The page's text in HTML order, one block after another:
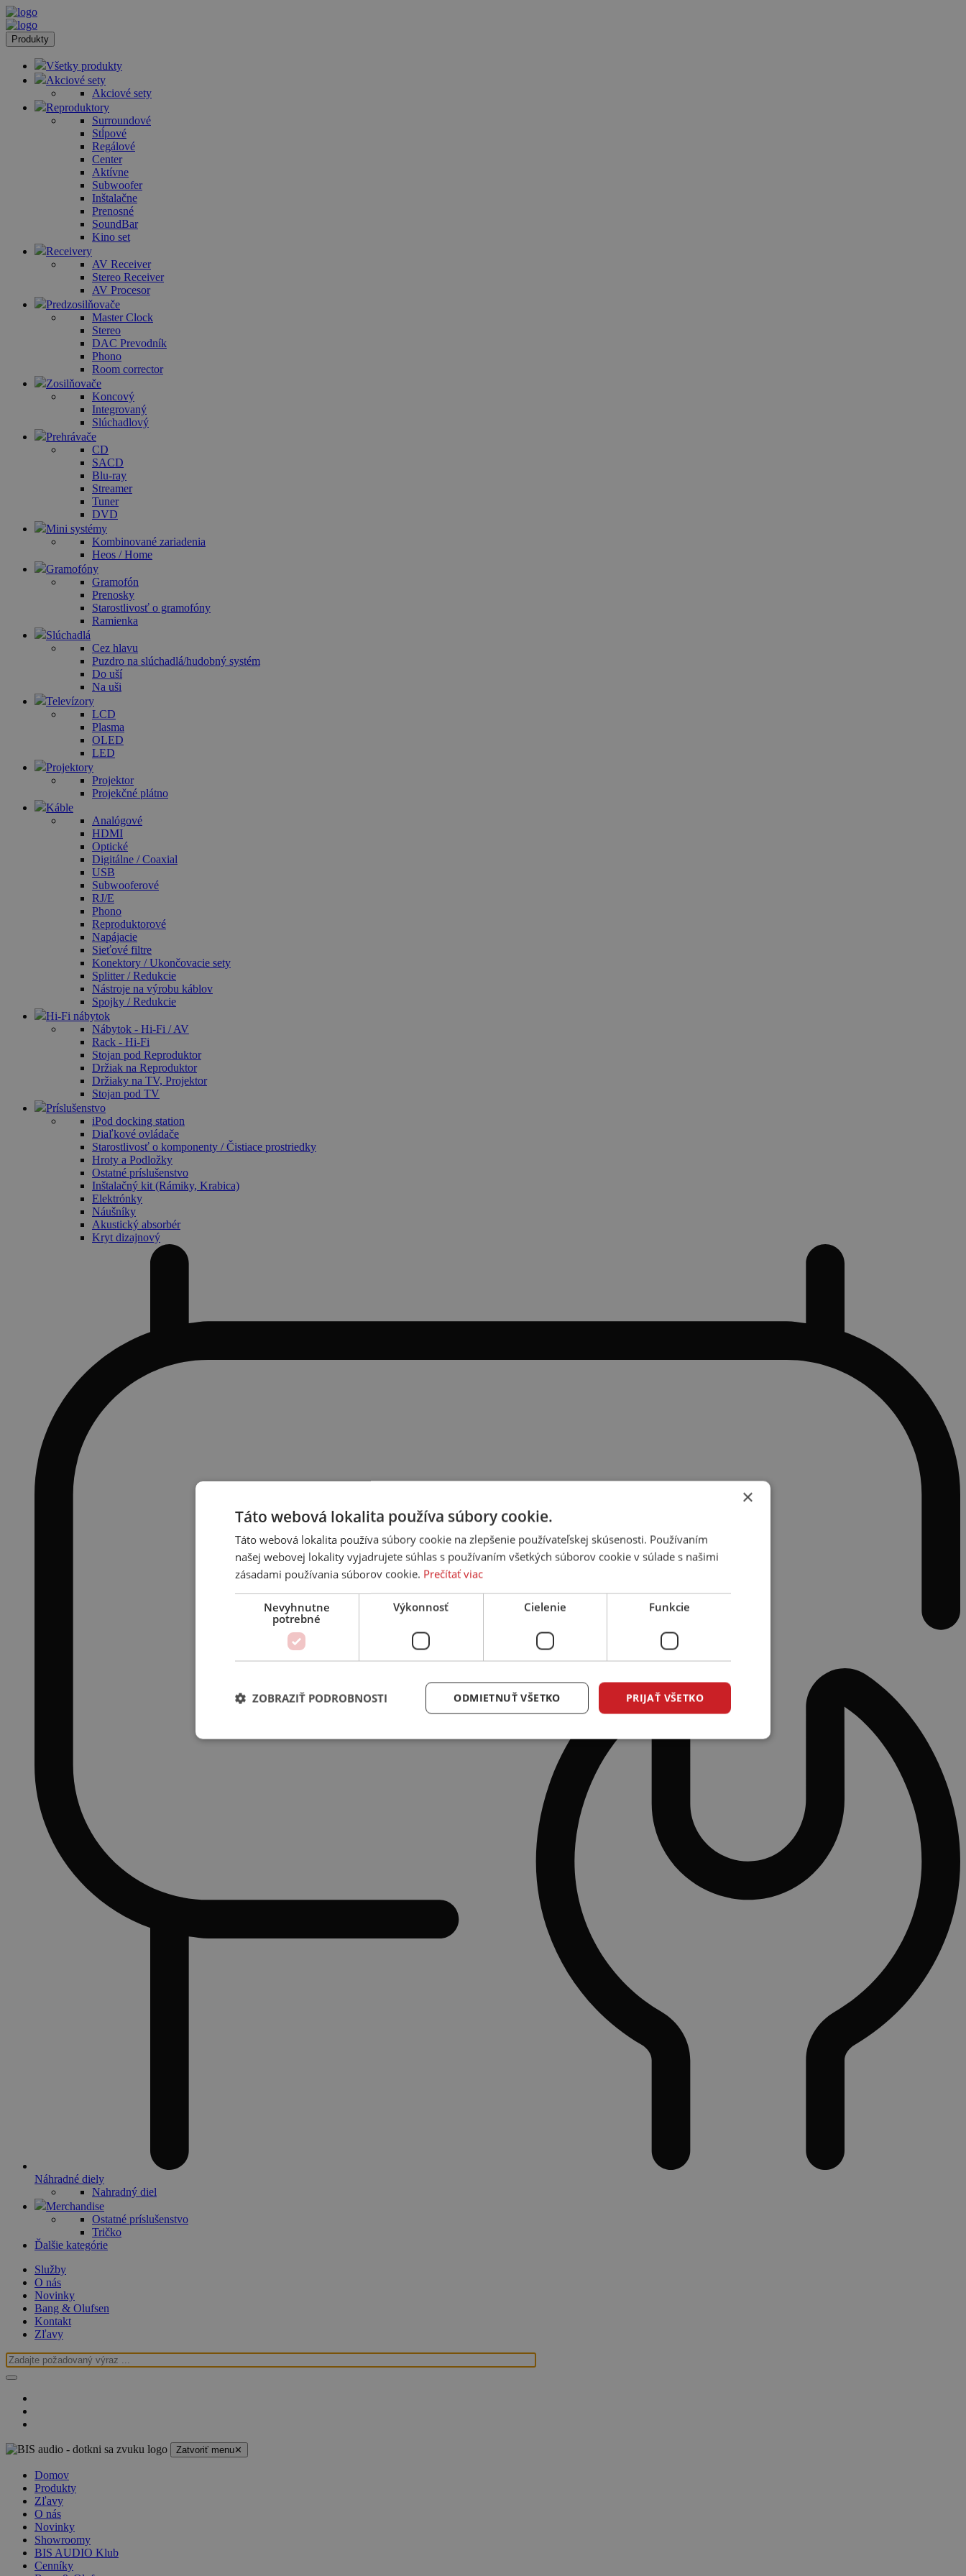
Produkty
Všetky produkty
Akciové sety
Akciové sety
Reproduktory
Surroundové
Stĺpové
Regálové
Center
Aktívne
Subwoofer
Inštalačne
Prenosné
SoundBar
Kino set
Receivery
AV Receiver
Stereo Receiver
AV Procesor
Predzosilňovače
Master Clock
Stereo
DAC Prevodník
Phono
Room corrector
Zosilňovače
Koncový
Integrovaný
Slúchadlový
Prehrávače
CD
SACD
Blu-ray
Streamer
Tuner
DVD
Mini systémy
Kombinované zariadenia
Heos / Home
Gramofóny
Gramofón
Prenosky
Starostlivosť o gramofóny
Ramienka
Slúchadlá
Cez hlavu
Puzdro na slúchadlá/hudobný systém
Do uší
Na uši
Televízory
LCD
Plasma
OLED
LED
Projektory
Projektor
Projekčné plátno
Káble
Analógové
HDMI
Optické
Digitálne / Coaxial
USB
Subwooferové
RJ/E
Phono
Reproduktorové
Napájacie
Sieťové filtre
Konektory / Ukončovacie sety
Splitter / Redukcie
Nástroje na výrobu káblov
Spojky / Redukcie
Hi-Fi nábytok
Nábytok - Hi-Fi / AV
Rack - Hi-Fi
Stojan pod Reproduktor
Držiak na Reproduktor
Držiaky na TV, Projektor
Stojan pod TV
Príslušenstvo
iPod docking station
Diaľkové ovládače
Starostlivosť o komponenty / Čistiace prostriedky
Hroty a Podložky
Ostatné príslušenstvo
Inštalačný kit (Rámiky, Krabica)
Elektrónky
Náušníky
Akustický absorbér
Kryt dizajnový
Náhradné diely
Nahradný diel
Merchandise
Ostatné príslušenstvo
Tričko
Ďalšie kategórie
Služby
O nás
Novinky
Bang & Olufsen
Kontakt
Zľavy
Zatvoriť menu✕
Domov
Produkty
Zľavy
O nás
Novinky
Showroomy
BIS AUDIO Klub
Cenníky
×
Táto webová lokalita používa súbory cookie.
Táto webová lokalita používa súbory cookie na zlepšenie používateľskej skúsenosti. Používaním
našej webovej lokality vyjadrujete súhlas s používaním všetkých súborov cookie v súlade s našimi
zásadami používania súborov cookie. Prečítať viac
Nevyhnutne
potrebné
Výkonnosť Cielenie Funkcie
PRIJAŤ VŠETKO
ODMIETNUŤ VŠETKO
ZOBRAZIŤ PODROBNOSTI